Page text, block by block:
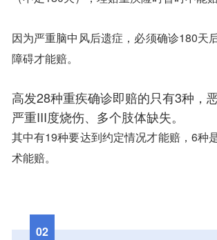
因为严重脑中风后遗症，必须确诊180天
障碍才能赔。
高发28种重疾确诊即赔的只有3种，
严重III度烧伤、多个肢体缺失。
其中有19种要达到约定情况才能赔，6种
术能赔。
02